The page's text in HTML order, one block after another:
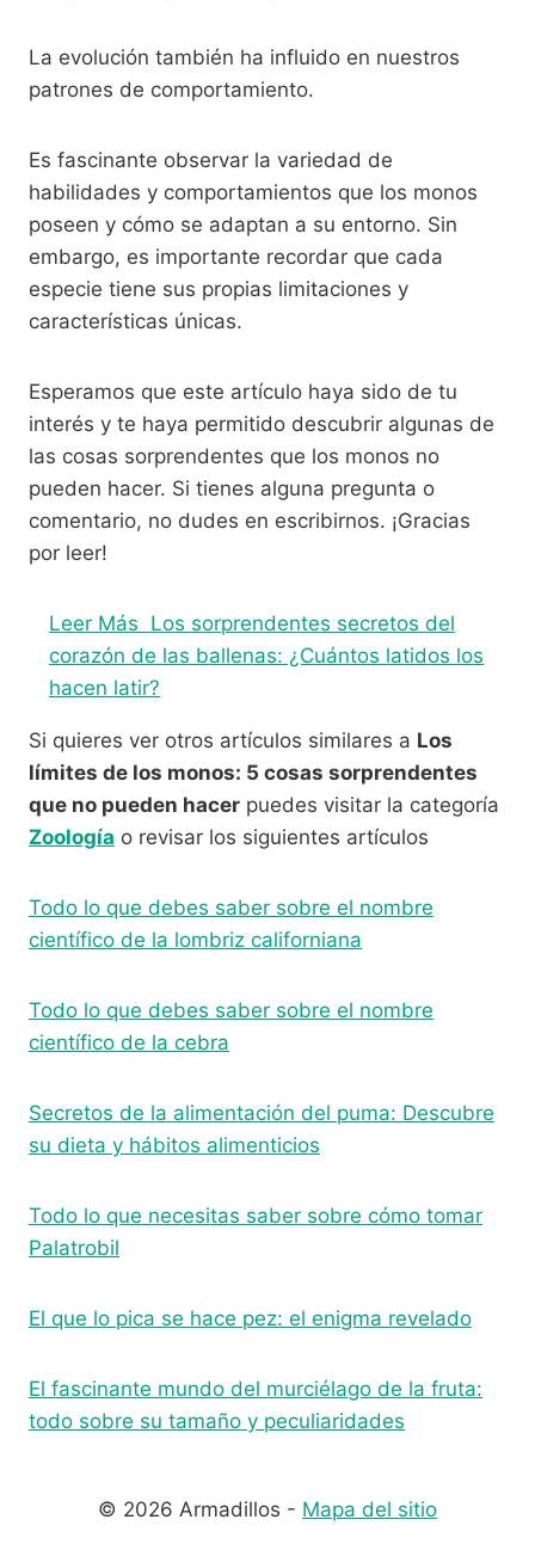
La evolución también ha influido en nuestros
patrones de comportamiento.
Es fascinante observar la variedad de
habilidades y comportamientos que los monos
poseen y cómo se adaptan a su entorno. Sin
embargo, es importante recordar que cada
especie tiene sus propias limitaciones y
características únicas.
Esperamos que este artículo haya sido de tu
interés y te haya permitido descubrir algunas de
las cosas sorprendentes que los monos no
pueden hacer. Si tienes alguna pregunta o
comentario, no dudes en escribirnos. ¡Gracias
por leer!
Leer Más Los sorprendentes secretos del
corazón de las ballenas: ¿Cuántos latidos los
hacen latir?
Si quieres ver otros artículos similares a Los
límites de los monos: 5 cosas sorprendentes
que no pueden hacer puedes visitar la categoría
Zoología o revisar los siguientes artículos
Todo lo que debes saber sobre el nombre
científico de la lombriz californiana
Todo lo que debes saber sobre el nombre
científico de la cebra
Secretos de la alimentación del puma: Descubre
su dieta y hábitos alimenticios
Todo lo que necesitas saber sobre cómo tomar
Palatrobil
El que lo pica se hace pez: el enigma revelado
El fascinante mundo del murciélago de la fruta:
todo sobre su tamaño y peculiaridades
© 2026 Armadillos - Mapa del sitio